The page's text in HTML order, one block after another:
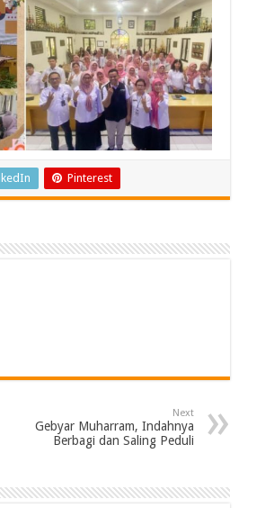
Pinterest
Next
Gebyar Muharram, Indahnya
Berbagi dan Saling Peduli